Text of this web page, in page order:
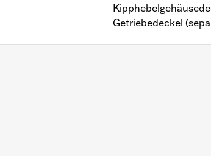
Getriebedeckel